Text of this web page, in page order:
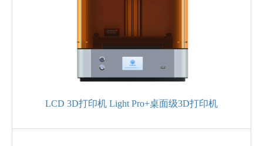
LCD 3D打印机 Light Pro+桌面级3D打印机